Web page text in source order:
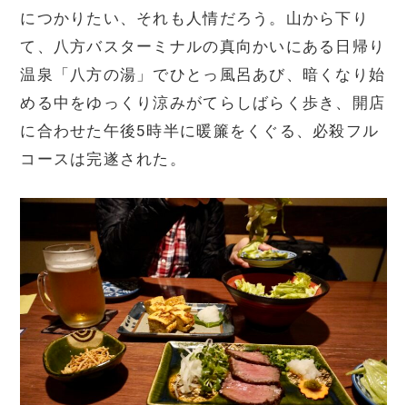
につかりたい、それも人情だろう。山から下り
て、八方バスターミナルの真向かいにある日帰り
温泉「八方の湯」でひとっ風呂あび、暗くなり始
める中をゆっくり涼みがてらしばらく歩き、開店
に合わせた午後5時半に暖簾をくぐる、必殺フル
コースは完遂された。